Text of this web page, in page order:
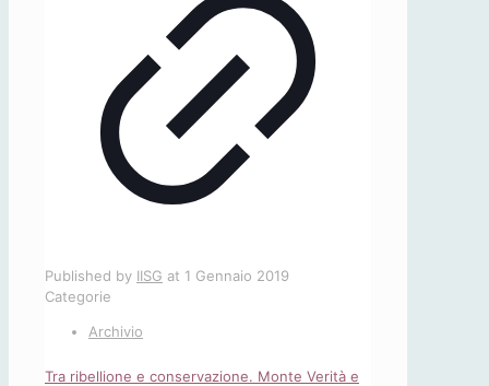
Published by IISG at 1 Gennaio 2019
Categorie
Archivio
Tra ribellione e conservazione. Monte Verità e